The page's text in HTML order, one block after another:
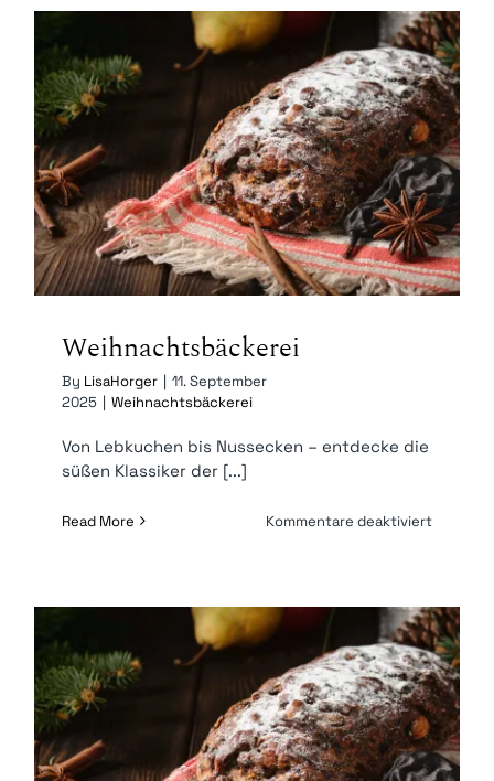
€* p.P.
Weihnachtsbäckerei
Weihnachtsbäckerei
By LisaHorger | 11. September
2025 | Weihnachtsbäckerei
Von Lebkuchen bis Nussecken – entdecke die
süßen Klassiker der [...]
Read More Kommentare deaktiviertfür
Weihnachtsbäckerei